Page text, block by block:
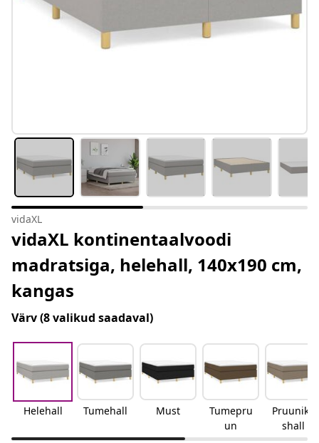
vidaXL
vidaXL kontinentaalvoodi
madratsiga, helehall, 140x190 cm,
kangas
Värv(8 valikud saadaval)
Helehall Tumehall Must
Tumepru
un
Pruunika
shall